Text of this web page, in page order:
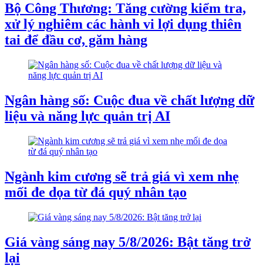
Bộ Công Thương: Tăng cường kiểm tra,
xử lý nghiêm các hành vi lợi dụng thiên
tai để đầu cơ, găm hàng
Ngân hàng số: Cuộc đua về chất lượng dữ
liệu và năng lực quản trị AI
Ngành kim cương sẽ trả giá vì xem nhẹ
mối đe dọa từ đá quý nhân tạo
Giá vàng sáng nay 5/8/2026: Bật tăng trở
lại